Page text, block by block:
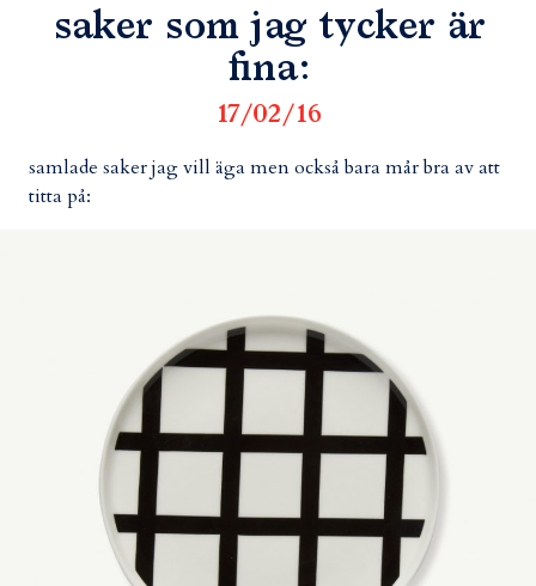
saker som jag tycker är
fina:
17/02/16
samlade saker jag vill äga men också bara mår bra av att
titta på: